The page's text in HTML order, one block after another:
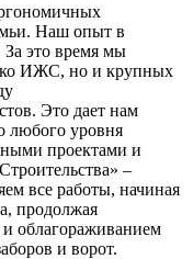
Наш опыт в
За это время мы
ИЖС, но и крупных
Это дает нам
любого уровня
проектами и
–
все работы, начиная
продолжая
и облагораживанием
и ворот.